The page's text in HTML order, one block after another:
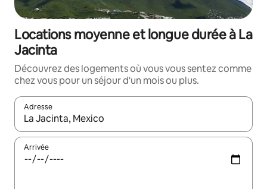
Locations moyenne et longue durée à La
Jacinta
Découvrez des logements où vous vous sentez comme
chez vous pour un séjour d'un mois ou plus.
Adresse
Lorsque les résultats s'affichent, utilisez les flèches vers le
Arrivée